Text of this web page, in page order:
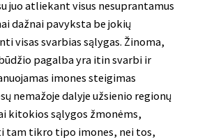
juo atliekant visus nesuprantamus
dažnai pavyksta be jokių
visas svarbias sąlygas. Žinoma,
pagalba yra itin svarbi ir
imones steigimas
nemažoje dalyje užsienio regionų
kitokios sąlygos žmonėms,
tam tikro tipo imones, nei tos,